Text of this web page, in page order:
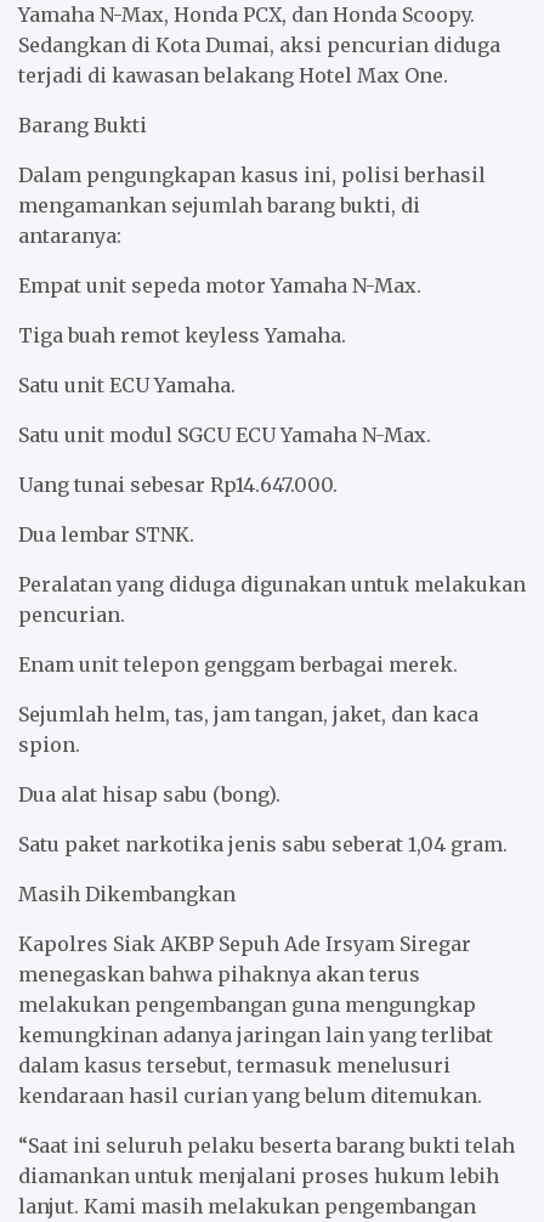
Yamaha N-Max, Honda PCX, dan Honda Scoopy.
Sedangkan di Kota Dumai, aksi pencurian diduga
terjadi di kawasan belakang Hotel Max One.
Barang Bukti
Dalam pengungkapan kasus ini, polisi berhasil
mengamankan sejumlah barang bukti, di
antaranya:
Empat unit sepeda motor Yamaha N-Max.
Tiga buah remot keyless Yamaha.
Satu unit ECU Yamaha.
Satu unit modul SGCU ECU Yamaha N-Max.
Uang tunai sebesar Rp14.647.000.
Dua lembar STNK.
Peralatan yang diduga digunakan untuk melakukan
pencurian.
Enam unit telepon genggam berbagai merek.
Sejumlah helm, tas, jam tangan, jaket, dan kaca
spion.
Dua alat hisap sabu (bong).
Satu paket narkotika jenis sabu seberat 1,04 gram.
Masih Dikembangkan
Kapolres Siak AKBP Sepuh Ade Irsyam Siregar
menegaskan bahwa pihaknya akan terus
melakukan pengembangan guna mengungkap
kemungkinan adanya jaringan lain yang terlibat
dalam kasus tersebut, termasuk menelusuri
kendaraan hasil curian yang belum ditemukan.
“Saat ini seluruh pelaku beserta barang bukti telah
diamankan untuk menjalani proses hukum lebih
lanjut. Kami masih melakukan pengembangan